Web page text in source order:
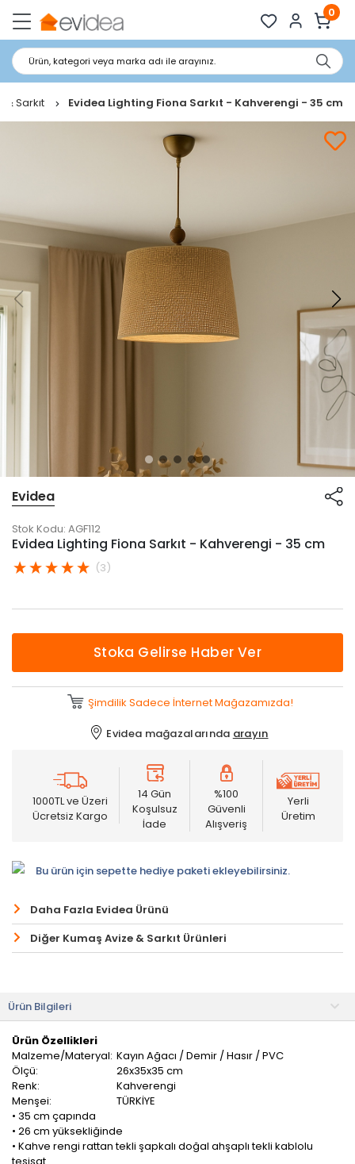
0
Ürün, kategori veya marka adı ile arayınız.
Sarkıt Evidea Lighting Fiona Sarkıt - Kahverengi - 35 cm
Evidea
Stok Kodu: AGF112
Evidea Lighting Fiona Sarkıt - Kahverengi - 35 cm
(3)
Stoka Gelirse Haber Ver
Şimdilik Sadece İnternet Mağazamızda!
Evidea mağazalarında arayın
1000TL ve Üzeri
Ücretsiz Kargo
14 Gün
Koşulsuz
İade
%100
Güvenli
Alışveriş
Yerli
Üretim
Bu ürün için sepette hediye paketi ekleyebilirsiniz.
Daha Fazla Evidea Ürünü
Diğer Kumaş Avize & Sarkıt Ürünleri
Ürün Bilgileri
Ürün Özellikleri
Malzeme/Materyal: Kayın Ağacı / Demir / Hasır / PVC
Ölçü:
26x35x35 cm
Renk:
Kahverengi
Menşei:
TÜRKİYE
• 35 cm çapında
• 26 cm yüksekliğinde
• Kahve rengi rattan tekli şapkalı doğal ahşaplı tekli kablolu
tesisat